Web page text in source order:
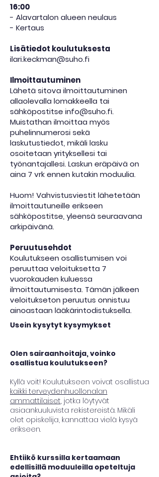
16:00
- Alavartalon alueen neulaus
- Kertaus
Lisätiedot koulutuksesta
ilari.keckman@suho.fi
Ilmoittautuminen
Lähetä sitova ilmoittautuminen
allaolevalla lomakkeella tai
sähköpostitse info@suho.fi.
Muistathan ilmoittaa myös
puhelinnumerosi sekä
laskutustiedot, mikäli lasku
osoitetaan yrityksellesi tai
työnantajallesi. Laskun eräpäivä on
aina 7 vrk ennen kutakin moduulia.
Huom! Vahvistusviestit lähetetään
ilmoittautuneille erikseen
sähköpostitse, yleensä seuraavana
arkipäivänä.
Peruutusehdot
Koulutukseen osallistumisen voi
peruuttaa veloituksetta 7
vuorokauden kuluessa
ilmoittautumisesta. Tämän jälkeen
veloitukseton peruutus onnistuu
ainoastaan lääkärintodistuksella.
Usein kysytyt kysymykset
Olen sairaanhoitaja, voinko
osallistua koulutukseen?
Kyllä voit! Koulutukseen voivat osallistua
kaikki terveydenhuollonalan
ammattilaiset, jotka löytyvät
asiaankuuluvista rekistereistä. Mikäli
olet opiskelija, kannattaa vielä kysyä
erikseen.
Ehtiikö kurssilla kertaamaan
edellisillä moduuleilla opeteltuja